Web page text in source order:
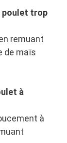
poulet trop
remuant
de maïs
à
à